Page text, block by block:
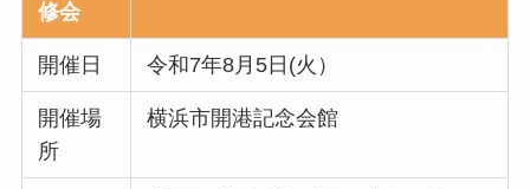
修会
開催日 令和7年8月5日(火）
開催場
所
横浜市開港記念会館